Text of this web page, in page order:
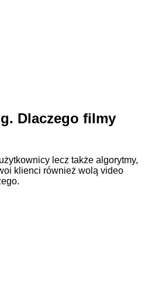
Dlaczego filmy
lecz także algorytmy,
klienci również wolą video